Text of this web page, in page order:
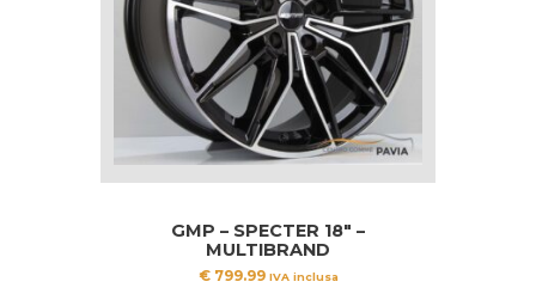
GMP – SPECTER 18″ –
MULTIBRAND
€799.99 IVA inclusa